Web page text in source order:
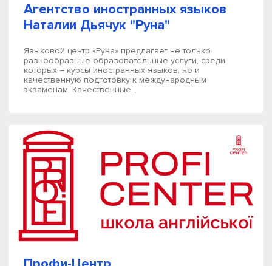
Агентство иностранных языков
Наталии Дьячук "Руна"
Языковой центр «Руна» предлагает не только
разнообразные образовательные услуги, среди
которых – курсы иностранных языков, но и
качественную подготовку к международным
экзаменам. Качественные...